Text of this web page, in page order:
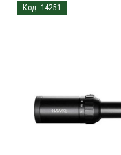
Код: 14251